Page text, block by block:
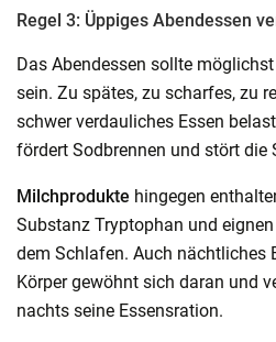
Regel 3: Üppiges Abendessen
Das Abendessen sollte möglichst
sein. Zu spätes, zu scharfes, zu
schwer verdauliches Essen
fördert Sodbrennen und stört die
Milchprodukte hingegen
Substanz Tryptophan und
dem Schlafen. Auch nächtliches
Körper gewöhnt sich daran und
nachts seine Essensration.